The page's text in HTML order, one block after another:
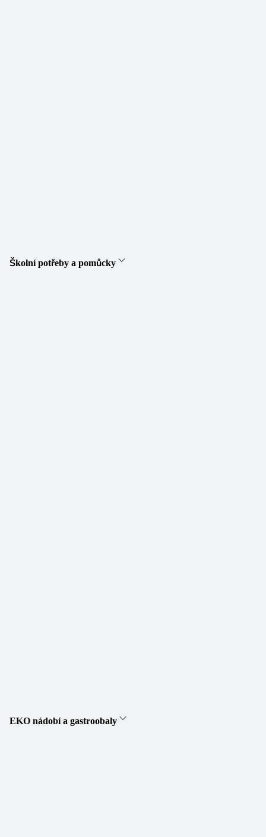
Školní potřeby a pomůcky
EKO nádobí a gastroobaly